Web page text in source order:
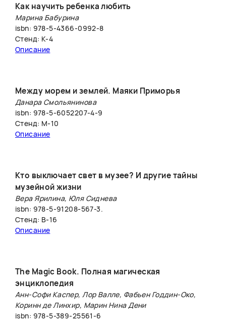
Как научить ребенка любить
Марина Бабурина
isbn: 978-5-4366-0992-8
Стенд: К-4
Описание
Между морем и землей. Маяки Приморья
Данара Смольянинова
isbn: 978-5-6052207-4-9
Стенд: М-10
Описание
Кто выключает свет в музее? И другие тайны
музейной жизни
Вера Ярилина, Юля Сиднева
isbn: 978-5-91208-567-3.
Стенд: B-16
Описание
The Magic Book. Полная магическая
энциклопедия
Анн-Софи Каспер, Лор Валле, Фабьен Годдин-Око,
Коринн де Линхир, Марин Нина Дени
isbn: 978-5-389-25561-6